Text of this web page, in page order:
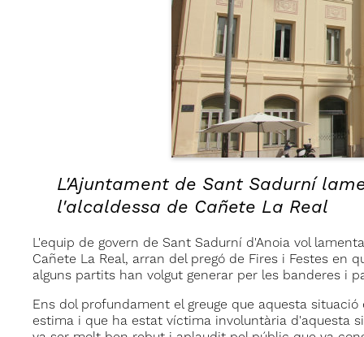
L'Ajuntament de Sant Sadurní
l'alcaldessa de Cañete La Real
L'equip de govern de Sant Sadurní d'Anoia vol
Cañete La Real, arran del pregó de Fires i Festes en
alguns partits han volgut generar per les banderes i
Ens dol profundament el greuge que aquesta
estima i que ha estat víctima involuntària d'aquesta